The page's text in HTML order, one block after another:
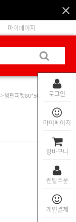
로그인
마이페이지
장바구니
렌탈주문
개인결제
마이페이지
> 양면피켓80*50